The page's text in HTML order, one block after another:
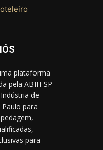
plataforma
pela ABIH-SP –
de
para
para